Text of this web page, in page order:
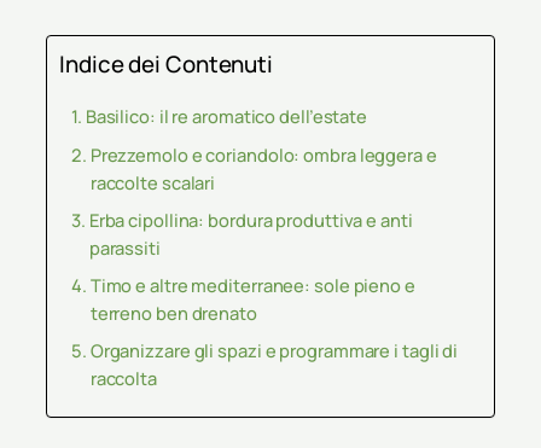
Indice dei Contenuti
Basilico: il re aromatico dell’estate
Prezzemolo e coriandolo: ombra leggera e
raccolte scalari
Erba cipollina: bordura produttiva e anti
parassiti
Timo e altre mediterranee: sole pieno e
terreno ben drenato
Organizzare gli spazi e programmare i tagli di
raccolta